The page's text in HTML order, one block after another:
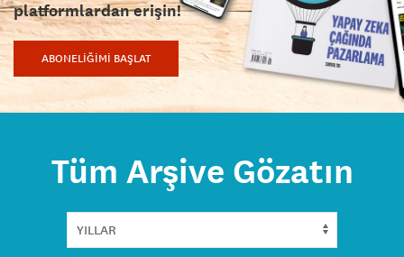
platformlardan erişin!
ABONELİĞİMİ BAŞLAT
Tüm Arşive Gözatın